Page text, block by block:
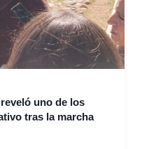
uno de los
tras la marcha